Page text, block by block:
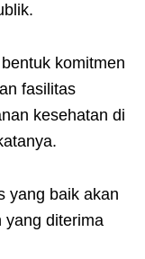
komitmen
fasilitas
kesehatan di
yang baik akan
yang diterima